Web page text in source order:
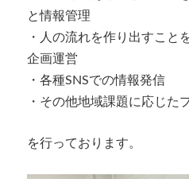
と情報管理
・人の流れを作り出すこと
企画運営
・各種SNSでの情報発信
・その他地域課題に応じた
を行っております。